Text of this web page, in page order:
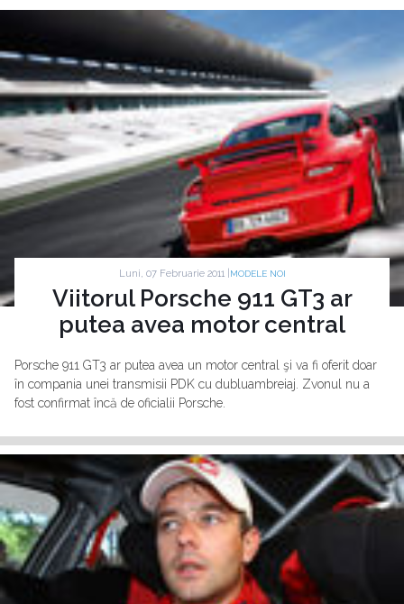
Luni, 07 Februarie 2011 | MODELE NOI
Viitorul Porsche 911 GT3 ar
putea avea motor central
Porsche 911 GT3 ar putea avea un motor central şi va fi oferit doar
în compania unei transmisii PDK cu dubluambreiaj. Zvonul nu a
fost confirmat încă de oficialii Porsche.